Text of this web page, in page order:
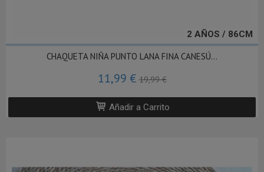
2 AÑOS / 86CM
CHAQUETA NIÑA PUNTO LANA FINA CANESÚ...
11,99 €19,99 €
Añadir a Carrito